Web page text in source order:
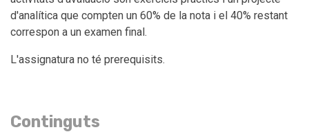
d'analítica que compten un 60% de la nota i el 40% restant
correspon a un examen final.
L'assignatura no té prerequisits.
Continguts